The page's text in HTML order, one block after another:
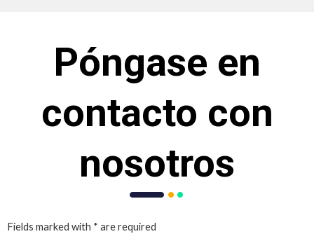
Póngase en
contacto con
nosotros
Fields marked with * are required